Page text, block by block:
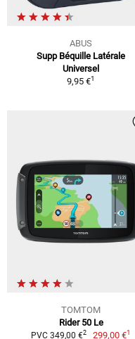
ABUS
Supp Béquille Latérale
Universel
9,95 €1
TOMTOM
Rider 50 Le
PVC 349,00 €2 299,00 €1